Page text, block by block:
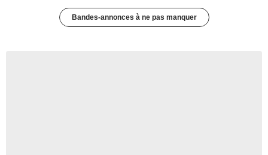
Bandes-annonces à ne pas manquer